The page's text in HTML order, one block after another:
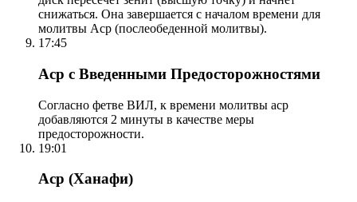
снижаться. Она завершается с началом времени для
молитвы Аср (послеобеденной молитвы).
17:45
Аср с Введенными Предосторожностями
Согласно фетве ВИЛ, к времени молитвы аср
добавляются 2 минуты в качестве меры
предосторожности.
19:01
Аср (Ханафи)